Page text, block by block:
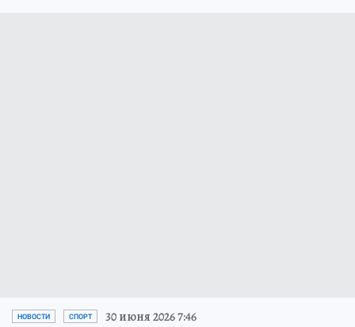
НОВОСТИ СПОРТ 30 июня 2026 7:46